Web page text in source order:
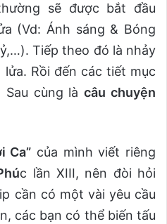
sẽ được bắt đầu
(Vd: Ánh sáng & Bóng
Tiếp theo đó là nhảy
Rồi đến các tiết mục
Sau cùng làcâu chuyện
Ca” của mình viết riêng
c lần XIII, nên đòi hỏi
cần có một vài yêu cầu
các bạn có thể biến tấu